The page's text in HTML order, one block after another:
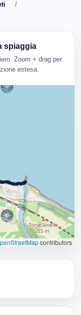
/
spiaggia
Zoom + drag per
estesa.
contributors